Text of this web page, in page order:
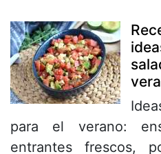
para el verano:
entrantes frescos,